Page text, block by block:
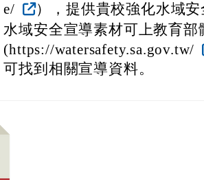
e/
），提供貴校強化水域安
水域安全宣導素材可上教育
(https://watersafety.sa.gov.tw/
可找到相關宣導資料。